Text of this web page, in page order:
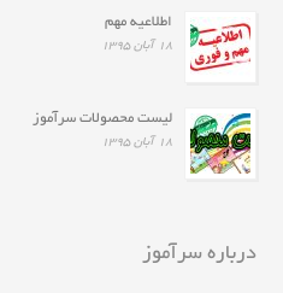
اطلاعیه مهم
۱۸ آبان ۱۳۹۵
لیست محصولات سرآموز
۱۸ آبان ۱۳۹۵
درباره سرآموز